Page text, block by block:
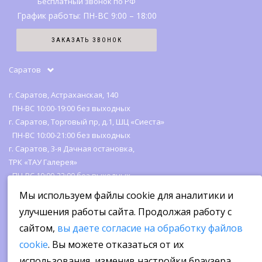
Карта сайта
График работы: ПН-ВС 9:00 – 18:00
ЗАКАЗАТЬ ЗВОНОК
Саратов
г. Саратов, Астраханская, 140
ПН-ВС 10:00-19:00 без выходных
г. Саратов, Торговый пр, д.1, ШЦ «Сиеста»
ПН-ВС 10:00-21:00 без выходных
г. Саратов, 3-я Дачная остановка,
ТРК «ТАУ Галерея»
ПН-ВС 10:00-22:00 без выходных
Мы используем файлы cookie для аналитики и
улучшения работы сайта. Продолжая работу с
сайтом, вы даете согласие на обработку файлов
cookie. Вы можете отказаться от их